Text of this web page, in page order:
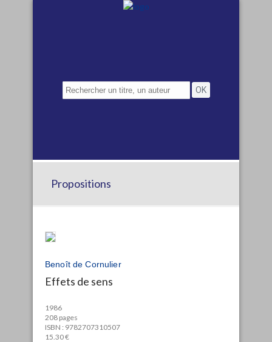
Propositions
Benoît de Cornulier
Effets de sens
1986
208 pages
ISBN : 9782707310507
15.30 €